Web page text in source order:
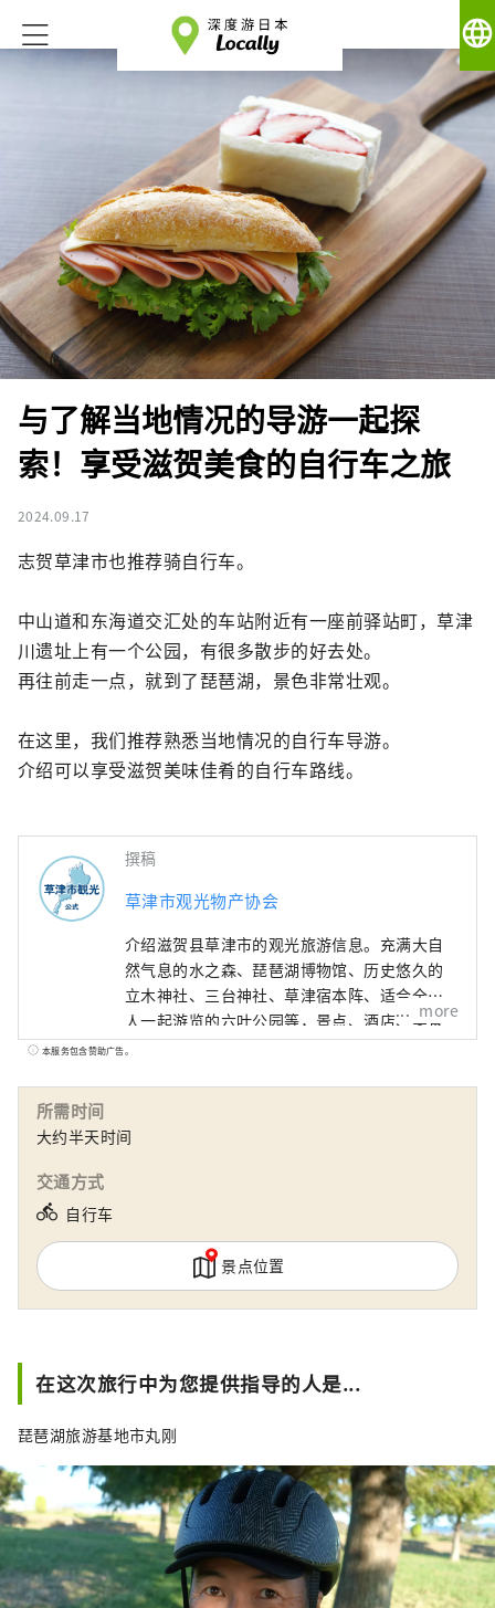
language
与了解当地情况的导游一起探
索！享受滋贺美食的自行车之旅
2024.09.17
志贺草津市也推荐骑自行车。
中山道和东海道交汇处的车站附近有一座前驿站町，草津
川遗址上有一个公园，有很多散步的好去处。
再往前走一点，就到了琵琶湖，景色非常壮观。
在这里，我们推荐熟悉当地情况的自行车导游。
介绍可以享受滋贺美味佳肴的自行车路线。
撰稿
草津市观光物产协会
介绍滋贺县草津市的观光旅游信息。充满大自
然气息的水之森、琵琶湖博物馆、历史悠久的
立木神社、三台神社、草津宿本阵、适合全家
人一起游览的六叶公园等，景点、酒店、美食
等信息丰富。可以享受。
more
本服务包含赞助广告。
所需时间
大约半天时间
交通方式
directions_bike 自行车
景点位置
在这次旅行中为您提供指导的人是...
琵琶湖旅游基地市丸刚